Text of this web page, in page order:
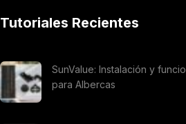
Tutoriales Recientes
SunValue: Instalación y
para Albercas